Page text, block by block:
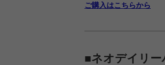
ご購入はこちらから
■ネオデイリー